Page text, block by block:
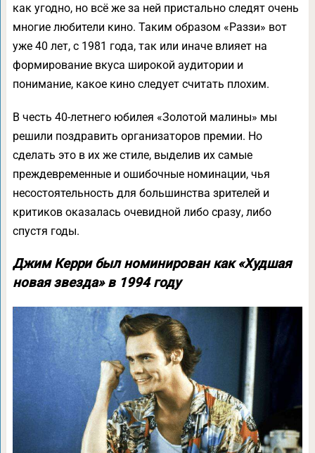
как угодно, но всё же за ней пристально следят очень
многие любители кино. Таким образом «Раззи» вот
уже 40 лет, с 1981 года, так или иначе влияет на
формирование вкуса широкой аудитории и
понимание, какое кино следует считать плохим.
В честь 40-летнего юбилея «Золотой малины» мы
решили поздравить организаторов премии. Но
сделать это в их же стиле, выделив их самые
преждевременные и ошибочные номинации, чья
несостоятельность для большинства зрителей и
критиков оказалась очевидной либо сразу, либо
спустя годы.
Джим Керри был номинирован как «Худшая
новая звезда» в 1994 году